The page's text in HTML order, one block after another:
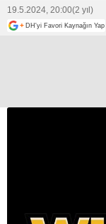
19.5.2024, 20:00(2 yıl)
+ DH'yi Favori Kaynağın Yap